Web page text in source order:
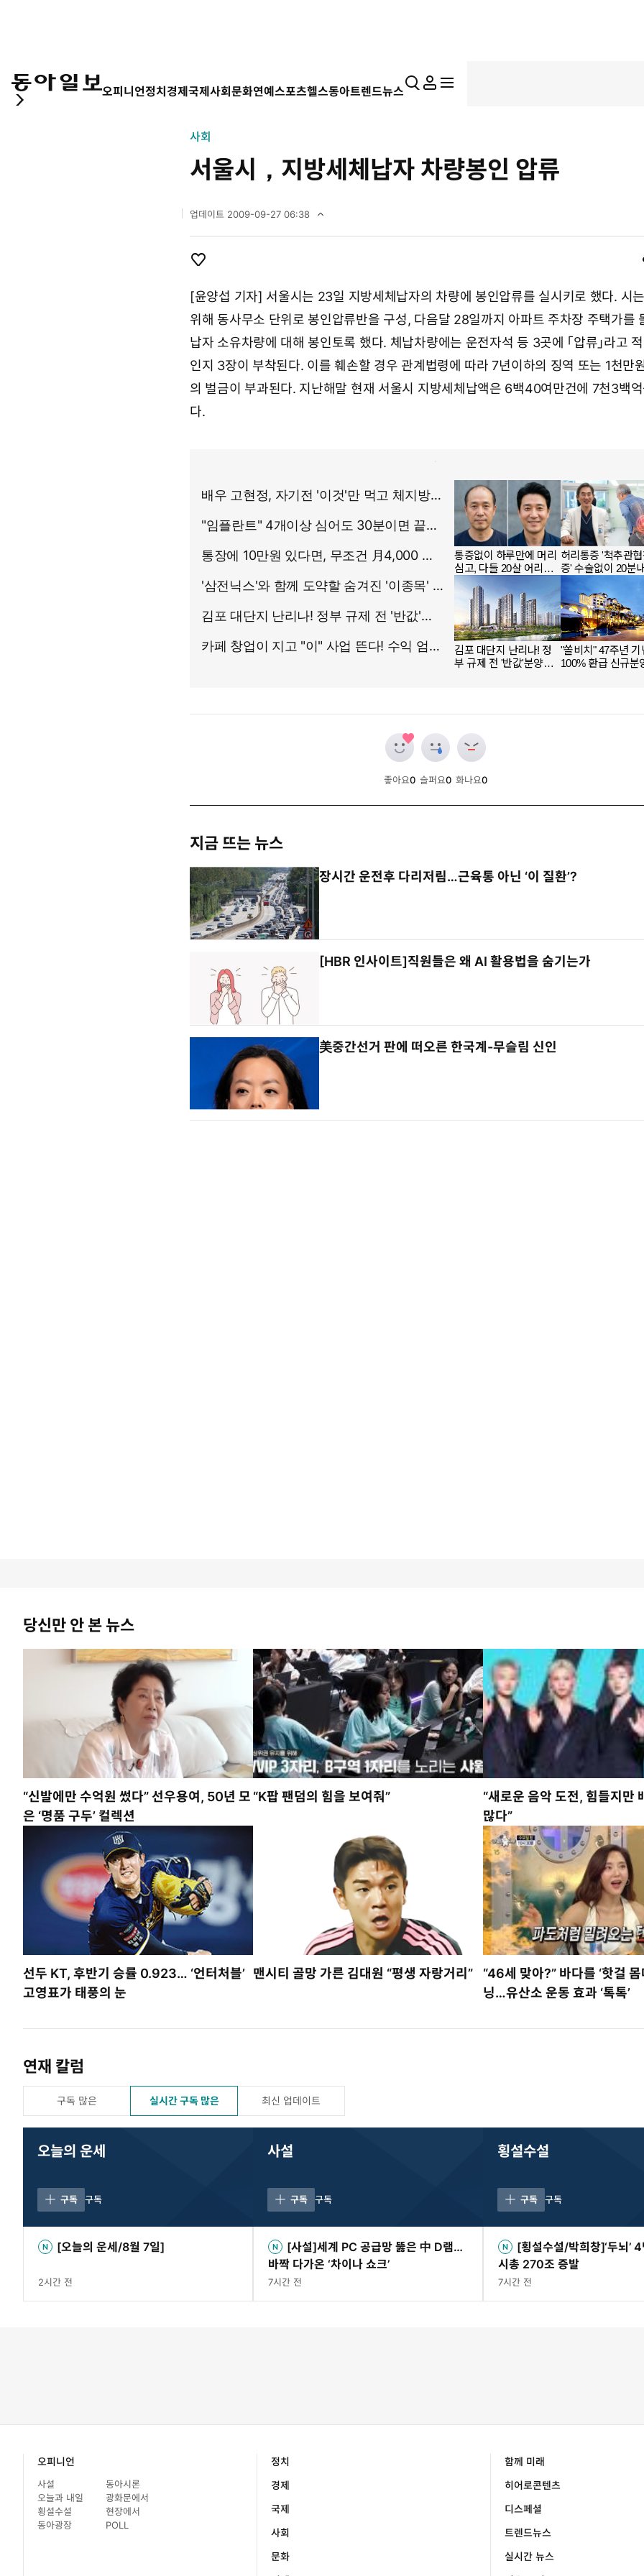
오피니언정치경제국제사회문화연예스포츠헬스동아트렌드뉴스 통 마
지
전
펼
치
사회
서울시，지방세체납자 차량봉인 압류
업데이트 2009-09-27 06:38
0
9
2
7
일
0
시
3
8
요
[윤양섭 기자] 서울시는 23일 지방세체납자의 차량에 봉인압류를 실시키로 했다. 시
위해 동사무소 단위로 봉인압류반을 구성, 다음달 28일까지 아파트 주차장 주택가를
납자 소유차량에 대해 봉인토록 했다. 체납차량에는 운전자석 등 3곳에 「압류」라고
인지 3장이 부착된다. 이를 훼손할 경우 관계법령에 따라 7년이하의 징역 또는 1천만
의 벌금이 부과된다. 지난해말 현재 서울시 지방세체납액은 6백40여만건에 7천3백
다.
좋아요0 슬퍼요0 화나요0
지금 뜨는 뉴스
장시간 운전후 다리저림…근육통 아닌 ‘이 질환’?
[HBR 인사이트]직원들은 왜 AI 활용법을 숨기는가
美중간선거 판에 떠오른 한국계-무슬림 신인
당신만 안 본 뉴스
“신발에만 수억원 썼다” 선우용여, 50년 모
은 ‘명품 구두’ 컬렉션
“K팝 팬덤의 힘을 보여줘”
“새로운 음악 도전, 힘들지만
많다”
선두 KT, 후반기 승률 0.923… ‘언터처블’
고영표가 태풍의 눈
맨시티 골망 가른 김대원 “평생 자랑거리”
“46세 맞아?” 바다를 ‘핫걸 몸
닝…유산소 운동 효과 ‘톡톡’
연재 칼럼
구독 많은 실시간 구독 많은 최신 업데이트
오늘의 운세
구독 구독
[오늘의 운세/8월 7일]
2시간 전
사설
구독 구독
[사설]세계 PC 공급망 뚫은 中 D램…
바짝 다가온 ‘차이나 쇼크’
7시간 전
횡설수설
구독 구독
[횡설수설/박희창]‘두뇌’
시총 270조 증발
7시간 전
오피니언
사설
오늘과 내일
횡설수설
동아광장
동아시론
광화문에서
현장에서
POLL
정치
경제
국제
사회
문화
함께 미래
히어로콘텐츠
디스페셜
트렌드뉴스
실시간 뉴스